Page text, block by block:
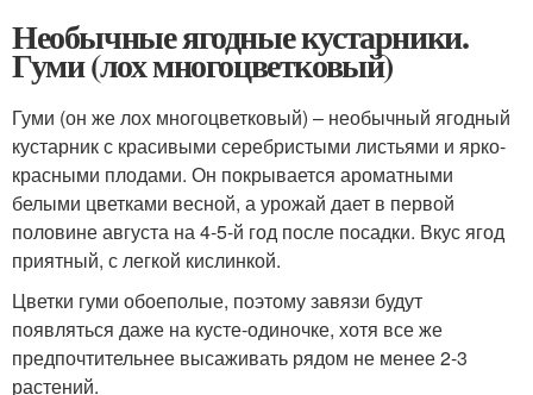
Необычные ягодные кустарники.
Гуми (лох многоцветковый)
Гуми (он же лох многоцветковый) – необычный ягодный
кустарник с красивыми серебристыми листьями и ярко-
красными плодами. Он покрывается ароматными
белыми цветками весной, а урожай дает в первой
половине августа на 4-5-й год после посадки. Вкус ягод
приятный, с легкой кислинкой.
Цветки гуми обоеполые, поэтому завязи будут
появляться даже на кусте-одиночке, хотя все же
предпочтительнее высаживать рядом не менее 2-3
растений.